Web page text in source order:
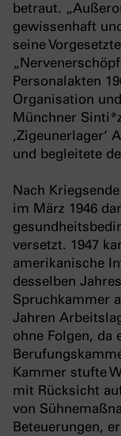
betraut.
gewissenhaft
seine
Personalakten
Organisation
Münchner
‚Zigeunerlager‘
und begleitete
Nach
im März 1946
versetzt. 1947
amerikanische
desselben
Spruchkammer
Jahren
ohne Folgen, da
Kammer stufte
mit Rücksicht
von
Beteuerungen,